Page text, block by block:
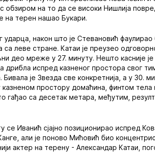
обзиром на то да се високи Нишлија
на терен нашао Букари.
након што је Стевановић фаулирао
леве стране. Катаи је преузео
део мреже у 27. минуту. Нешто касније
дрибла испред казненог простора свог
је Звезда све конкретнија, а у 30.
казненом простору домаћина, финтом
гађао са десетак метара, међутим,
се Иванић сјајно позиционирао испред
али је поново Мићовић био
актер на терену - Александар Катаи,